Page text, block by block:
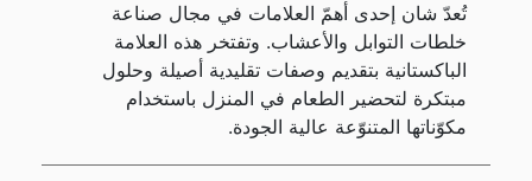
تُعدّ شان إحدى أهمّ العلامات في مجال صناعة
خلطات التوابل والأعشاب. وتفتخر هذه العلامة
الباكستانية بتقديم وصفات تقليدية أصيلة وحلول
مبتكرة لتحضير الطعام في المنزل باستخدام
مكوّناتها المتنوّعة عالية الجودة.